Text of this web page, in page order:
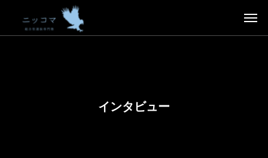
インタビュー